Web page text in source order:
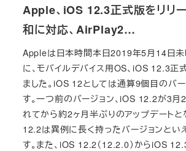
Apple、iOS 12.3正式版をリリ
和に対応、AirPlay2…
Appleは日本時間本日2019年5月14日未
に、モバイルデバイス用OS、iOS 12.3正
ました。iOS 12としては通算9個目のバー
す。一つ前のバージョン、iOS 12.2が3月
れてから約2ヶ月半ぶりのアップデートと
12.2は異例に長く持ったバージョンとい
す。また、iOS 12.2（12.2.0）からiOS